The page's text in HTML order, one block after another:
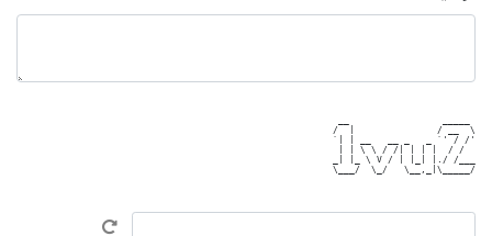
/  |               / __  \
`| | __   __ _   _ `' / /'
| | \ \ / /| | | |  / /
_| |_ \ V / | |_| |./ /___
\___/  \_/   \__,_|\_____/